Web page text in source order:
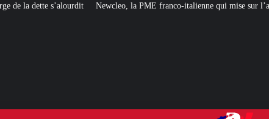
Newcleo, la PME franco-italienne qui mise sur l’avenir du « mini nucléaire »